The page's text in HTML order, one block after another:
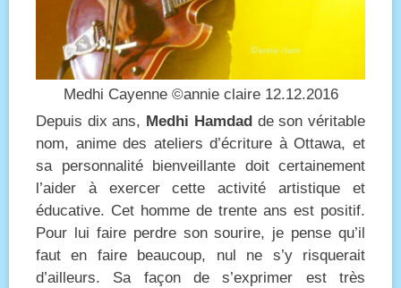
Medhi Cayenne ©annie claire 12.12.2016
Depuis dix ans, Medhi Hamdadde son véritable
nom, anime des ateliers d’écriture à Ottawa, et
sa personnalité bienveillante doit certainement
l’aider à exercer cette activité artistique et
éducative. Cet homme de trente ans est positif.
Pour lui faire perdre son sourire, je pense qu’il
faut en faire beaucoup, nul ne s’y risquerait
d’ailleurs. Sa façon de s’exprimer est très